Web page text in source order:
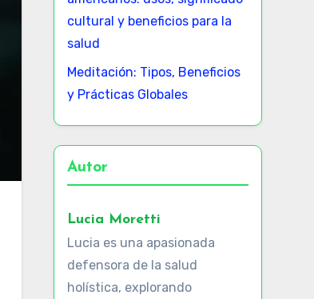
cultural y beneficios para la
salud
Meditación: Tipos, Beneficios
y Prácticas Globales
Autor
Lucia Moretti
Lucia es una apasionada
defensora de la salud
holística, explorando